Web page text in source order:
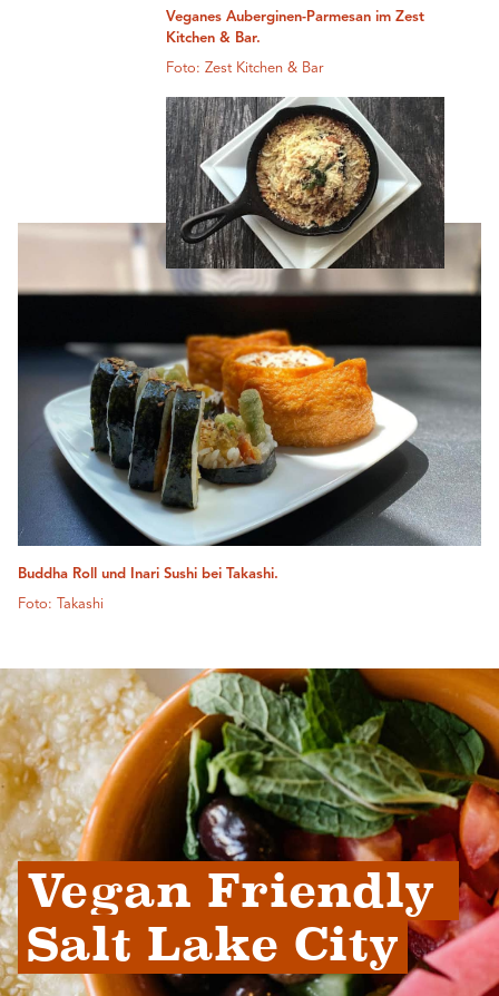
Veganes Auberginen-Parmesan im Zest
Kitchen & Bar.
Foto: Zest Kitchen & Bar
Buddha Roll und Inari Sushi bei Takashi.
Foto: Takashi
Vegan Friendly
Salt Lake City